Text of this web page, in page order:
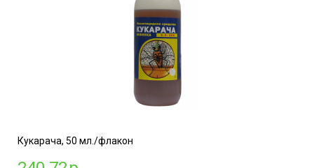
Кукарача, 50 мл./флакон